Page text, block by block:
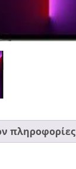
πληροφορίες